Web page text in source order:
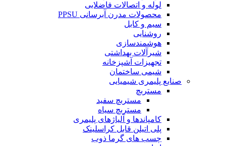
لوله و اتصالات فاضلابی
محصولات مدرن آبرسانی PPSU
سیم و کابل
روشنایی
هوشمندسازی
شیرآلات بهداشتی
تجهیزات آشپزخانه
شیمی ساختمان
صنایع پلیمری شیمیایی
مستربچ
مستربچ سفید
مستربچ سیاه
کامپاندها و آلیاژهای پلیمری
پلی اتیلن قابل کراسلینک
چسب های گرما ذوب